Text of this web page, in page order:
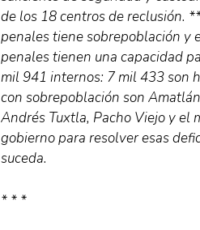
de los 18 centros de reclusión.
penales tiene sobrepoblación y
penales tienen una capacidad
mil 941 internos: 7 mil 433 son
con sobrepoblación son
Andrés Tuxtla, Pacho Viejo y el
gobierno para resolver esas
suceda.
* * *